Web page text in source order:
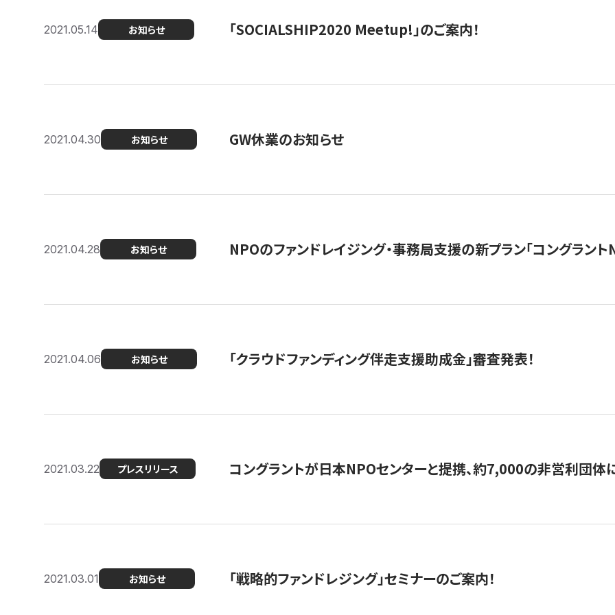
2021.05.14 お知らせ 「SOCIALSHIP2020 Meetup!」のご案内！
2021.04.30 お知らせ GW休業のお知らせ
2021.04.28 お知らせ NPOのファンドレイジング・事務局支援の新プラン「コングラント
2021.04.06 お知らせ 「クラウドファンディング伴走支援助成金」審査発表！
2021.03.22 プレスリリース コングラントが日本NPOセンターと提携、約7,000の非営利団体
2021.03.01 お知らせ 「戦略的ファンドレジング」セミナーのご案内！